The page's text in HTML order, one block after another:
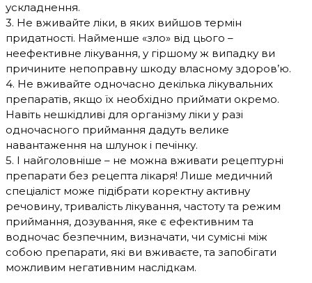
ускладнення.
3. Не вживайте ліки, в яких вийшов термін
придатності. Найменше «зло» від цього –
неефективне лікування, у гіршому ж випадку ви
причините непоправну шкоду власному здоров’ю.
4. Не вживайте одночасно декілька лікувальних
препаратів, якщо їх необхідно приймати окремо.
Навіть нешкідливі для організму ліки у разі
одночасного приймання дадуть велике
навантаження на шлунок і печінку.
5. І найголовніше – не можна вживати рецептурні
препарати без рецепта лікаря! Лише медичний
спеціаліст може підібрати коректну активну
речовину, тривалість лікування, частоту та режим
приймання, дозування, яке є ефективним та
водночас безпечним, визначати, чи сумісні між
собою препарати, які ви вживаєте, та запобігати
можливим негативним наслідкам.